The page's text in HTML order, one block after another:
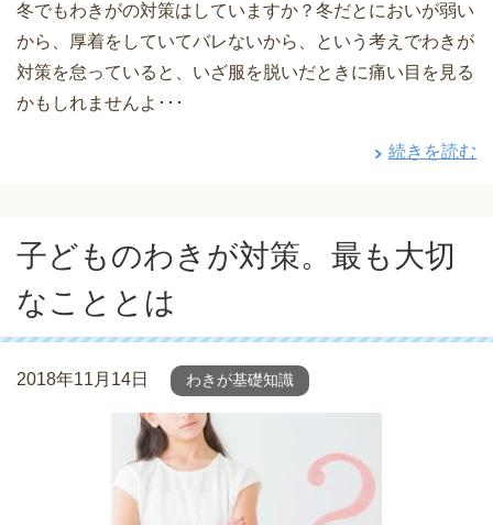
冬でもわきがの対策はしていますか？冬だとにおいが弱い
から、厚着をしていてバレないから、という考えでわきが
対策を怠っていると、いざ服を脱いだときに痛い目を見る
かもしれませんよ･･･
続きを読む
子どものわきが対策。最も大切
なこととは
2018年11月14日 わきが基礎知識